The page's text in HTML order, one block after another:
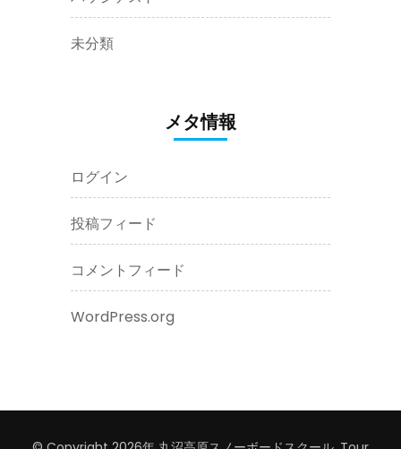
未分類
メタ情報
ログイン
投稿フィード
コメントフィード
WordPress.org